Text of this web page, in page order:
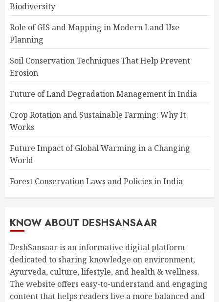
Biodiversity
Role of GIS and Mapping in Modern Land Use
Planning
Soil Conservation Techniques That Help Prevent
Erosion
Future of Land Degradation Management in India
Crop Rotation and Sustainable Farming: Why It
Works
Future Impact of Global Warming in a Changing
World
Forest Conservation Laws and Policies in India
KNOW ABOUT DESHSANSAAR
DeshSansaar is an informative digital platform
dedicated to sharing knowledge on environment,
Ayurveda, culture, lifestyle, and health & wellness.
The website offers easy-to-understand and engaging
content that helps readers live a more balanced and